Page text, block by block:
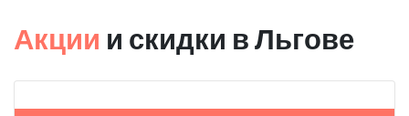
Акции и скидки в Льгове